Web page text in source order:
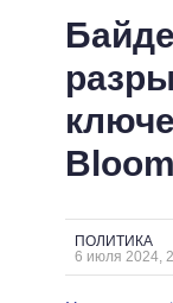
ЛЕНТА
СОБЫТИЯ
СТАТЬИ
МНЕНИЯ
ОБЗОРЫ
ВСЕ
ПОЛИТИКА
6 июля 2024,